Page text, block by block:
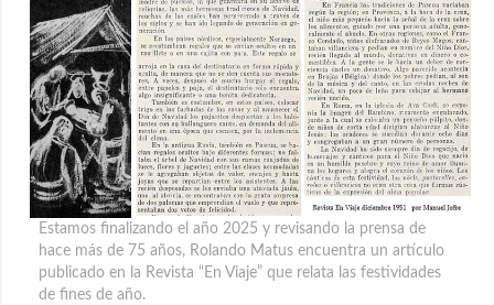
Estamos finalizando el año 2025 y revisando la prensa de
hace más de 75 años, Rolando Matus encuentra un artículo
publicado en la Revista “En Viaje” que relata las festividades
de fines de año.